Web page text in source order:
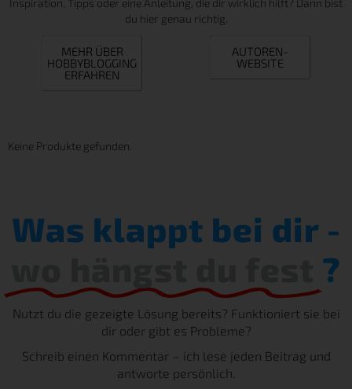
Inspiration, Tipps oder eine Anleitung, die dir wirklich hilft? Dann bist
du hier genau richtig.
MEHR ÜBER
HOBBYBLOGGING
ERFAHREN
AUTOREN-
WEBSITE
Keine Produkte gefunden.
Was klappt bei dir -
?
Nutzt du die gezeigte Lösung bereits? Funktioniert sie bei
dir oder gibt es Probleme?
Schreib einen Kommentar – ich lese jeden Beitrag und
antworte persönlich.